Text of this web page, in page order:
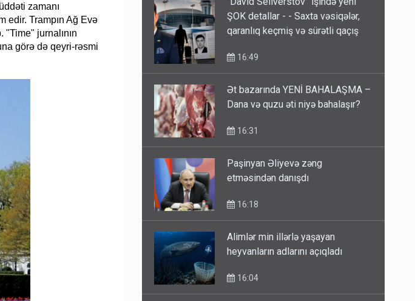
zamanı
edir. Trampın Ağ Evə
jurnalının
görə də qeyri-rəsmi
“David Seliverstov” işində yeni
ŞOK detallar - - Saxta vəsiqələr,
Ət bazarında YENİ BAHALAŞMA –
Paşinyan Əliyevə zəng
Alimlər min illərlə yaşayan